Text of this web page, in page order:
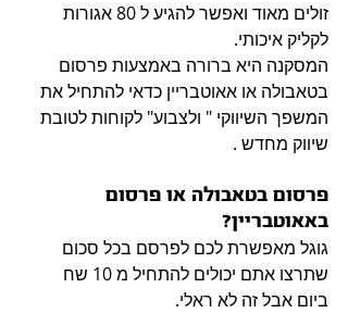
זולים מאוד ואפשר להגיע ל 80 אגורות
לקליק איכותי.
המסקנה היא ברורה באמצעות פרסום
בטאבולה או אאוטבריין כדאי להתחיל את
המשפך השיווקי " ולצבוע" לקוחות לטובת
שיווק מחדש .
פרסום בטאבולה או פרסום
באאוטבריין?
גוגל מאפשרת לכם לפרסם בכל סכום
שתרצו אתם יכולים להתחיל מ 10 שח
ביום אבל זה לא ראלי.